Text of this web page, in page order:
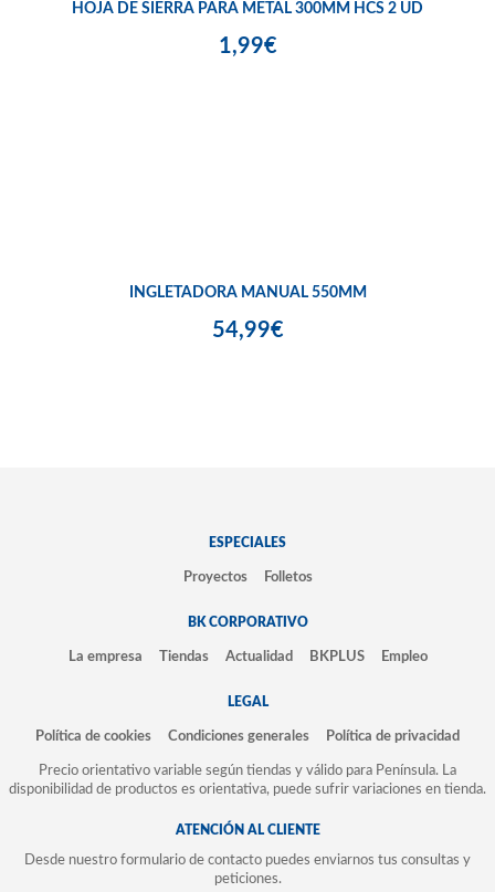
HOJA DE SIERRA PARA METAL 300MM HCS 2 UD
1,99€
INGLETADORA MANUAL 550MM
54,99€
ESPECIALES
Proyectos Folletos
BK CORPORATIVO
La empresa Tiendas Actualidad BKPLUS Empleo
LEGAL
Política de cookies Condiciones generales Política de privacidad
Precio orientativo variable según tiendas y válido para Península. La
disponibilidad de productos es orientativa, puede sufrir variaciones en tienda.
ATENCIÓN AL CLIENTE
Desde nuestro formulario de contacto puedes enviarnos tus consultas y
peticiones.